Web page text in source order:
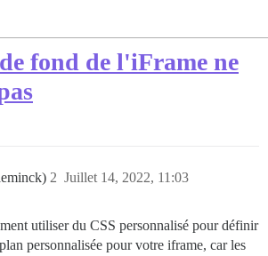
fond de l'iFrame ne
Juillet 14, 2022, 11:03
2
utiliser du CSS personnalisé pour définir
personnalisée pour votre iframe, car les